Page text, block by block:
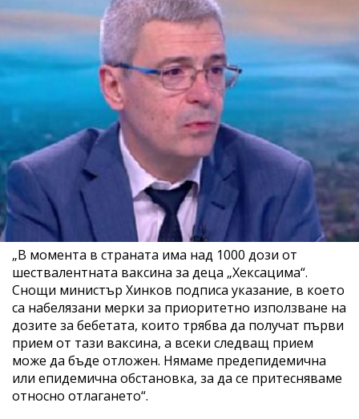
„В момента в страната има над 1000 дози от
шествалентната ваксина за деца „Хексацима“.
Снощи министър Хинков подписа указание, в което
са набелязани мерки за приоритетно използване на
дозите за бебетата, които трябва да получат първи
прием от тази ваксина, а всеки следващ прием
може да бъде отложен. Нямаме предепидемична
или епидемична обстановка, за да се притесняваме
относно отлагането“.